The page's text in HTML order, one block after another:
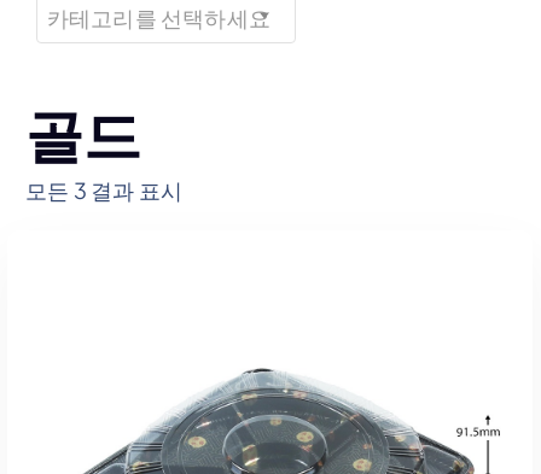
골드
모든 3 결과 표시
카테고리를 선택하세요